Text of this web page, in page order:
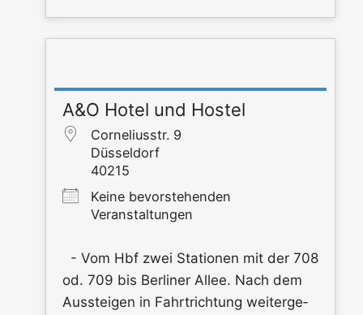
A&O Hotel und Hostel
Cor­ne­li­us­str. 9
Düs­sel­dorf
40215
Kei­ne bevor­ste­hen­den
Veranstaltungen
- Vom Hbf zwei Sta­tio­nen mit der 708
od. 709 bis Ber­li­ner Allee. Nach dem
Aus­stei­gen in Fahrt­rich­tung wei­ter­ge­